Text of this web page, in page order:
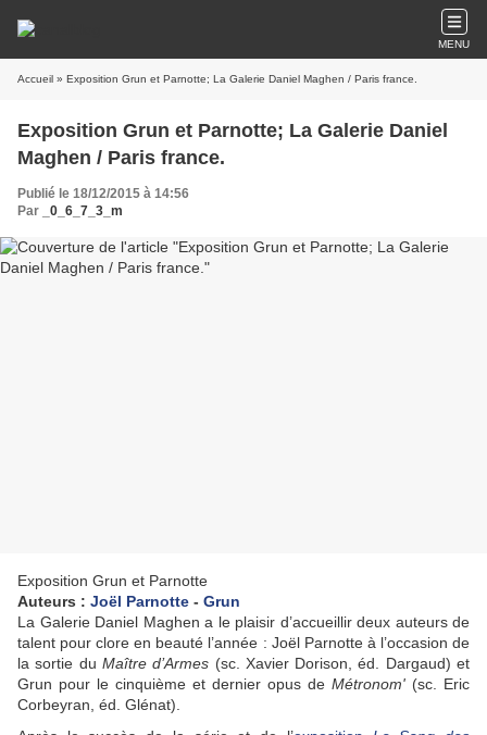
MENU
Accueil » Exposition Grun et Parnotte; La Galerie Daniel Maghen / Paris france.
Exposition Grun et Parnotte; La Galerie Daniel
Maghen / Paris france.
Publié le 18/12/2015 à 14:56
Par
_0_6_7_3_m
Exposition Grun et Parnotte
Auteurs : Joël Parnotte - Grun
La Galerie Daniel Maghen a le plaisir d’accueillir deux auteurs de
talent pour clore en beauté l’année : Joël Parnotte à l’occasion de
la sortie du Maître d’Armes (sc. Xavier Dorison, éd. Dargaud) et
Grun pour le cinquième et dernier opus de Métronom' (sc. Eric
Corbeyran, éd. Glénat).